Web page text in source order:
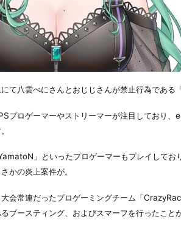
て八雲べにさんとおじじさんが禁止行為である
プロゲーマーやストリーマーが注目しており、
」といったプロゲーマーもプレイしてお
かの炎上案件が。
会常連だったプロゲーミングチーム「
ブースティング、およびスマーフを行ったこと